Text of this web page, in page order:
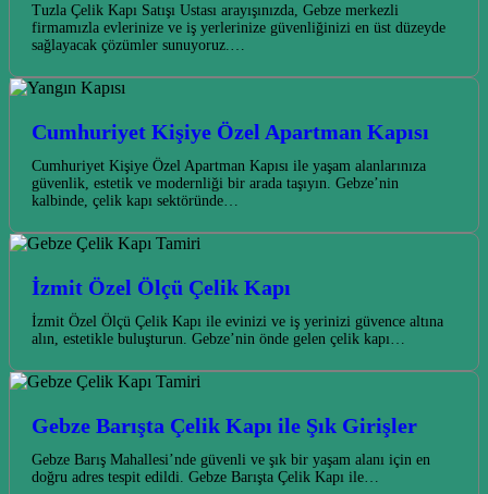
Tuzla Çelik Kapı Satışı Ustası arayışınızda, Gebze merkezli
firmamızla evlerinize ve iş yerlerinize güvenliğinizi en üst düzeyde
sağlayacak çözümler sunuyoruz.…
Cumhuriyet Kişiye Özel Apartman Kapısı
Cumhuriyet Kişiye Özel Apartman Kapısı ile yaşam alanlarınıza
güvenlik, estetik ve modernliği bir arada taşıyın. Gebze’nin
kalbinde, çelik kapı sektöründe…
İzmit Özel Ölçü Çelik Kapı
İzmit Özel Ölçü Çelik Kapı ile evinizi ve iş yerinizi güvence altına
alın, estetikle buluşturun. Gebze’nin önde gelen çelik kapı…
Gebze Barışta Çelik Kapı ile Şık Girişler
Gebze Barış Mahallesi’nde güvenli ve şık bir yaşam alanı için en
doğru adres tespit edildi. Gebze Barışta Çelik Kapı ile…